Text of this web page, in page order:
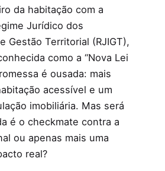
da habitação com a
Jurídico dos
Gestão Territorial (RJIGT),
como a “Nova Lei
é ousada: mais
acessível e um
imobiliária. Mas será
é o checkmate contra a
ou apenas mais uma
real?